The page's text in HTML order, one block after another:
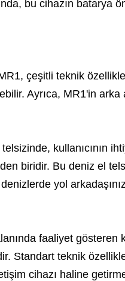
bu cihazın batarya
çeşitli teknik
Ayrıca, MR1'in arka
kullanıcının
biridir. Bu deniz el
yol
faaliyet gösteren
Standart teknik
cihazı haline